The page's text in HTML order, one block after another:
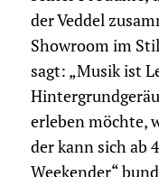
der Veddel
Showroom im
sagt: „Musik ist
erleben möchte,
der kann sich ab
Weekender“